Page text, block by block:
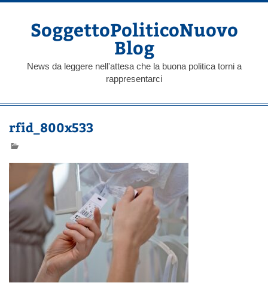
Skip
SoggettoPoliticoNuovo
Blog
News da leggere nell'attesa che la buona politica torni a
rappresentarci
rfid_800x533